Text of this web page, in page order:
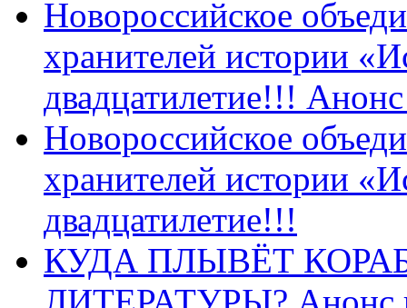
Новороссийское
хранителей истории
двадцатилетие!!!
Новороссийское
хранителей истории
двадцатилетие!!!
КУДА ПЛЫВЁТ